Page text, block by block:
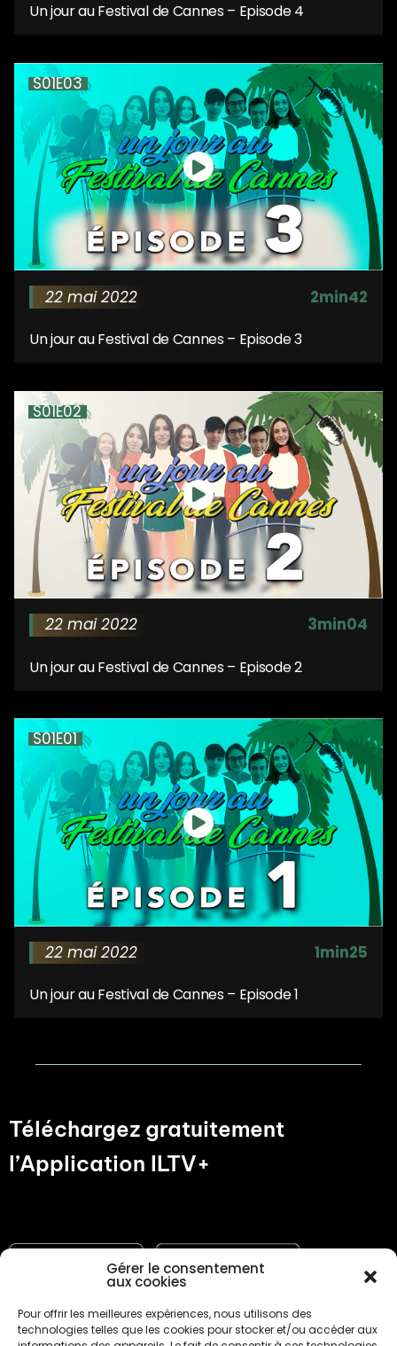
Gérer le consentement
aux cookies
Pour offrir les meilleures expériences, nous utilisons des
technologies telles que les cookies pour stocker et/ou accéder aux
Un jour au Festival de Cannes – Episode 4
S01E03
22 mai 2022 2min42
Un jour au Festival de Cannes – Episode 3
S01E02
22 mai 2022 3min04
Un jour au Festival de Cannes – Episode 2
S01E01
22 mai 2022 1min25
Un jour au Festival de Cannes – Episode 1
Téléchargez gratuitement
l’Application ILTV+